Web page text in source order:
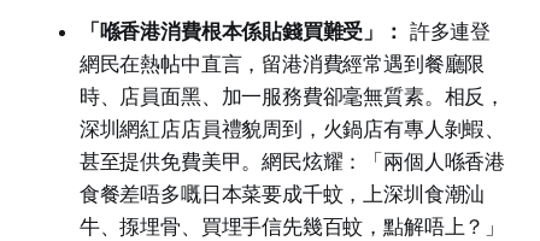
「喺香港消費根本係貼錢買難受」： 許多連登
網民在熱帖中直言，留港消費經常遇到餐廳限
時、店員面黑、加一服務費卻毫無質素。相反，
深圳網紅店店員禮貌周到，火鍋店有專人剝蝦、
甚至提供免費美甲。網民炫耀：「兩個人喺香港
食餐差唔多嘅日本菜要成千蚊，上深圳食潮汕
牛、揼埋骨、買埋手信先幾百蚊，點解唔上？」